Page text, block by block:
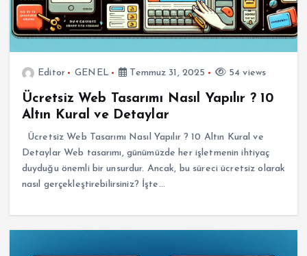
Editor GENEL Temmuz 31, 2025 54 views
Ücretsiz Web Tasarımı Nasıl Yapılır ? 10
Altın Kural ve Detaylar
Ücretsiz Web Tasarımı Nasıl Yapılır ? 10 Altın Kural ve
Detaylar Web tasarımı, günümüzde her işletmenin ihtiyaç
duyduğu önemli bir unsurdur. Ancak, bu süreci ücretsiz olarak
nasıl gerçekleştirebilirsiniz? İşte…